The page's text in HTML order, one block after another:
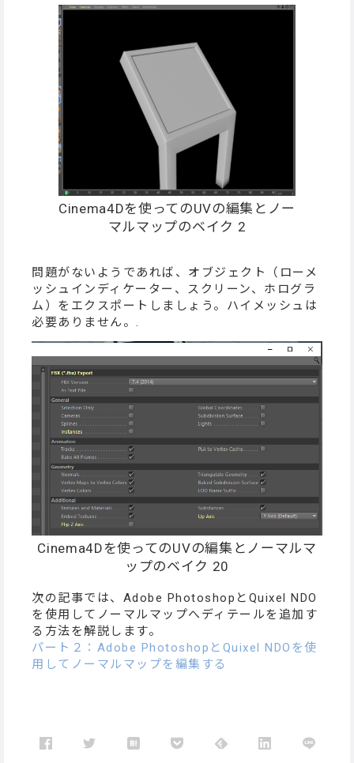
Cinema4Dを使ってのUVの編集とノー
マルマップのベイク 2
問題がないようであれば、オブジェクト（ローメ
ッシュインディケーター、スクリーン、ホログラ
ム）をエクスポートしましょう。ハイメッシュは
必要ありません。.
Cinema4Dを使ってのUVの編集とノーマルマ
ップのベイク 20
次の記事では、Adobe PhotoshopとQuixel NDO
を使用してノーマルマップへディテールを追加す
る方法を解説します。
パート２：Adobe PhotoshopとQuixel NDOを使
用してノーマルマップを編集する